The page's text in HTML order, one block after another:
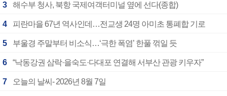
3 해수부 청사, 북항 국제여객터미널 옆에 선다(종합)
4 피란마을 67년 역사인데…전교생 24명 아미초 통폐합 기로
5 부울경 주말부터 비소식…‘극한 폭염’ 한풀 꺾일 듯
6 “낙동강권 삼락·을숙도·다대포 연결해 서부산 관광 키우자”
7 오늘의 날씨- 2026년 8월 7일